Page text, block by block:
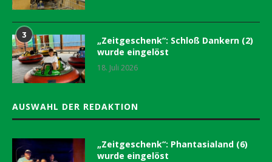
3
„Zeitgeschenk“: Schloß Dankern (2)
wurde eingelöst
18. Juli 2026
AUSWAHL DER REDAKTION
„Zeitgeschenk“: Phantasialand (6)
wurde eingelöst